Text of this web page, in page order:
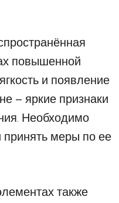
повышенной
и появление
– яркие признаки
Необходимо
принять меры по ее
также